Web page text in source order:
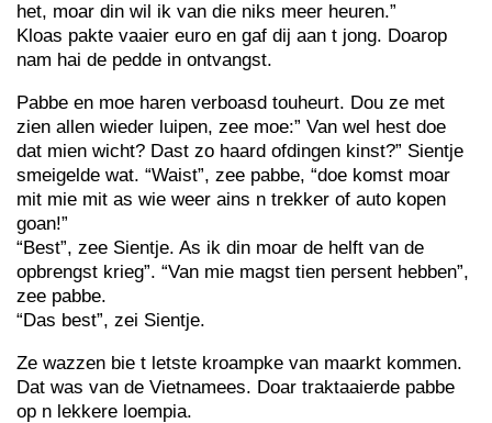
het, moar din wil ik van die niks meer heuren.”
Kloas pakte vaaier euro en gaf dij aan t jong. Doarop
nam hai de pedde in ontvangst.
Pabbe en moe haren verboasd touheurt. Dou ze met
zien allen wieder luipen, zee moe:” Van wel hest doe
dat mien wicht? Dast zo haard ofdingen kinst?” Sientje
smeigelde wat. “Waist”, zee pabbe, “doe komst moar
mit mie mit as wie weer ains n trekker of auto kopen
goan!”
“Best”, zee Sientje. As ik din moar de helft van de
opbrengst krieg”. “Van mie magst tien persent hebben”,
zee pabbe.
“Das best”, zei Sientje.
Ze wazzen bie t letste kroampke van maarkt kommen.
Dat was van de Vietnamees. Doar traktaaierde pabbe
op n lekkere loempia.